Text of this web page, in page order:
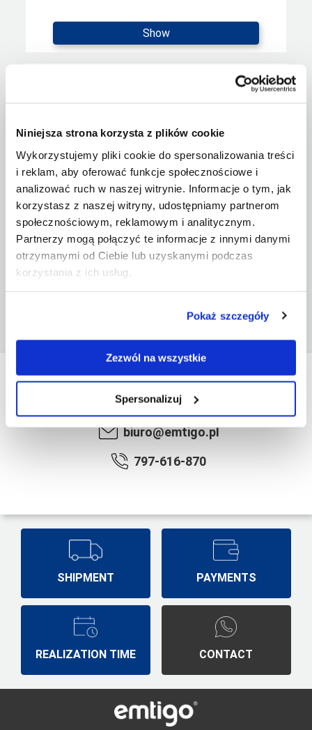
Niniejsza strona korzysta z plików cookie
Wykorzystujemy pliki cookie do spersonalizowania treści
i reklam, aby oferować funkcje społecznościowe i
analizować ruch w naszej witrynie. Informacje o tym, jak
korzystasz z naszej witryny, udostępniamy partnerom
społecznościowym, reklamowym i analitycznym.
Partnerzy mogą połączyć te informacje z innymi danymi
otrzymanymi od Ciebie lub uzyskanymi podczas
korzystania z ich usług.
Pokaż szczegóły
Zezwól na wszystkie
Spersonalizuj
Show
SLIM LED BOX 100x200 cm
Contact our customer service
biuro@emtigo.pl
797-616-870
SHIPMENT PAYMENTS
REALIZATION TIME CONTACT